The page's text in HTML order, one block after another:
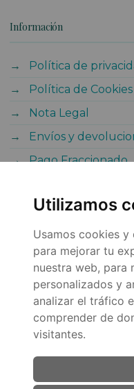
Utilizamos
Usamos cookies
para mejorar tu
nuestra web, para
personalizados y
analizar el tráfico
comprender de
visitantes.
Información
Política de
Política de Cookies
Nota Legal
Envíos y
Pago Fraccionado
© 2026